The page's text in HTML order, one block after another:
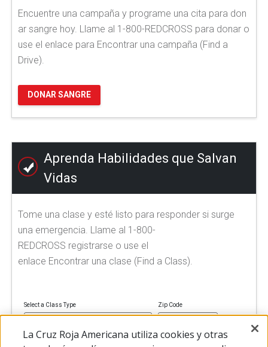
Encuentre una campaña y programe una cita para don
ar sangre hoy. Llame al 1-800-REDCROSS para donar o
use el enlace para Encontrar una campaña (Find a
Drive).
DONAR SANGRE
Aprenda Habilidades que Salvan
Vidas
Tome una clase y esté listo para responder si surge
una emergencia. Llame al 1-800-
REDCROSS registrarse o use el
enlace Encontrar una clase (Find a Class).
Select a Class Type Zip Code
La Cruz Roja Americana utiliza cookies y otras